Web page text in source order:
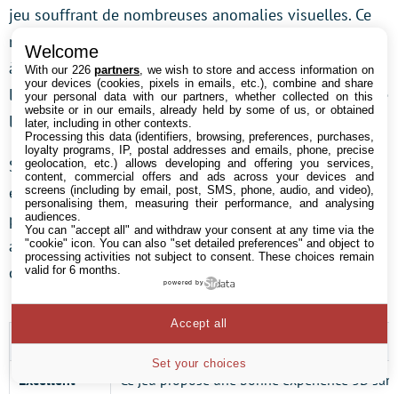
jeu souffrant de nombreuses anomalies visuelles. Ce
n’est peut être pas la meilleure manière d’évaluer la 3D
à notre avis, mais nous saluons tout de même
l’initiative de MTBS3D pour établir un état des lieux de
la 3D.
Sans un système d’évaluation de la stéréoscopie bien
établi, nous décrirons simplement notre cheminement
pour obtenir la meilleure qualité d’image possible
avec chaque technologie et nous indiquerons si, oui
ou non, le résultat est exploitable et appréciable.
Evaluation Description
Excellent
Ce jeu propose une bonne expérience 3D
Welcome
With our 226partners , we wish to store and access information on
your devices (cookies, pixels in emails, etc.), combine and share
your personal data with our partners, whether collected on this
website or in our emails, already held by some of us, or obtained
later, including in other contexts.
Processing this data (identifiers, browsing, preferences, purchases,
loyalty programs, IP, postal addresses and emails, phone, precise
geolocation, etc.) allows developing and offering you services,
content, commercial offers and ads across your devices and
screens (including by email, post, SMS, phone, audio, and video),
personalising them, measuring their performance, and analysing
audiences.
You can "accept all" and withdraw your consent at any time via the
"cookie" icon. You can also "set detailed preferences" and object to
processing activities not subject to consent. These choices remain
valid for 6 months.
powered by
Set your choices
Accept all